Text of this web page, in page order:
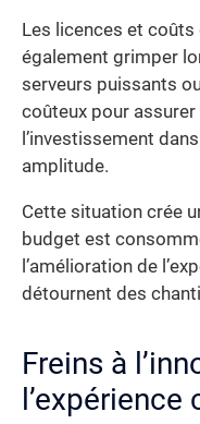
Les licences et
également grimper
serveurs puissants
coûteux pour
l’investissement
amplitude.
Cette situation crée
budget est
l’amélioration de
détournent des
Freins à
l’expérience